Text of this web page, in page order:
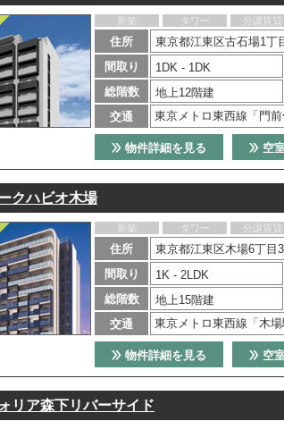
新築 タワー 分譲賃貸
住所
東京都江東区古石場1丁
間取り
1DK - 1DK
総階数
地上12階建
交通
東京メトロ東西線「門
空
物件詳細を見る
クハビオ木場
新築 タワー 分譲賃貸
住所
東京都江東区木場6丁目
間取り
1K - 2LDK
総階数
地上15階建
交通
東京メトロ東西線「木
空
物件詳細を見る
リア森下リバーサイド